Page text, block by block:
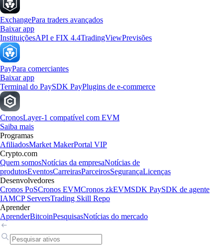
ExchangePara traders avançados
Baixar app
InstituiçõesAPI e FIX 4.4TradingViewPrevisões
PayPara comerciantes
Baixar app
Terminal do PaySDK PayPlugins de e-commerce
CronosLayer-1 compatível com EVM
Saiba mais
Programas
AfiliadosMarket MakerPortal VIP
Crypto.com
Quem somosNotícias da empresaNotícias de
produtosEventosCarreirasParceirosSegurançaLicenças
Desenvolvedores
Cronos PoSCronos EVMCronos zkEVMSDK PaySDK de agente
IAMCP ServersTrading Skill Repo
Aprender
AprenderBitcoinPesquisasNotícias do mercado